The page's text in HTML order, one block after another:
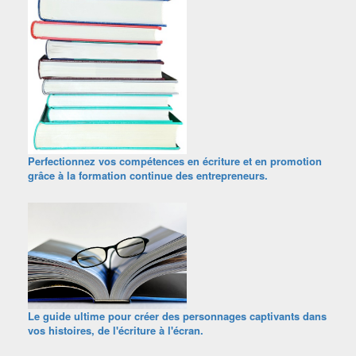
Perfectionnez vos compétences en écriture et en promotion
grâce à la formation continue des entrepreneurs.
Le guide ultime pour créer des personnages captivants dans
vos histoires, de l'écriture à l'écran.